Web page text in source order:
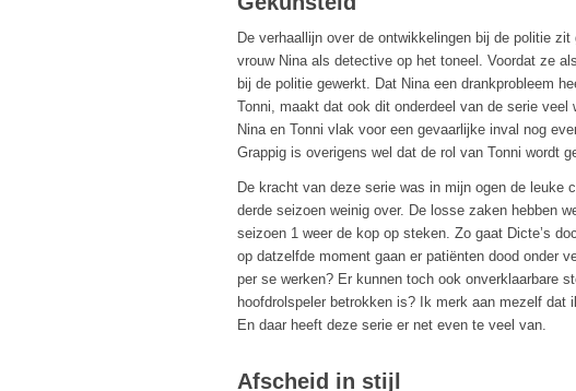
De verhaallijn over de ontwikkelingen bij de politie
vrouw Nina als detective op het toneel. Voordat ze
bij de politie gewerkt. Dat Nina een drankprobleem
Tonni, maakt dat ook dit onderdeel van de serie
Nina en Tonni vlak voor een gevaarlijke inval nog
Grappig is overigens wel dat de rol van Tonni wordt
De kracht van deze serie was in mijn ogen de leuke
derde seizoen weinig over. De losse zaken hebben
seizoen 1 weer de kop op steken. Zo gaat Dicte’s
op datzelfde moment gaan er patiënten dood onder
per se werken? Er kunnen toch ook onverklaarbare
hoofdrolspeler betrokken is? Ik merk aan mezelf dat
En daar heeft deze serie er net even te veel van.
Afscheid in stijl